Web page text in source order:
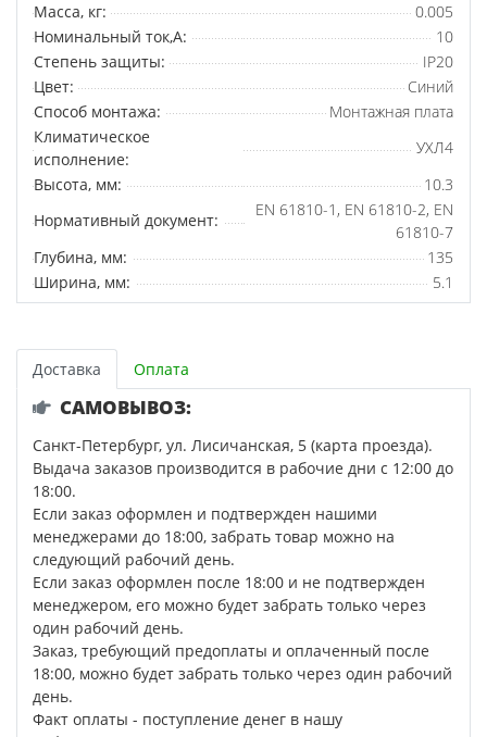
Масса, кг:
0.005
Номинальный ток,А:
10
Степень защиты:
IP20
Цвет:
Синий
Способ монтажа:
Монтажная плата
Климатическое
исполнение:
УХЛ4
Высота, мм:
10.3
Нормативный документ:
EN 61810-1, EN 61810-2, EN
61810-7
Глубина, мм:
135
Ширина, мм:
5.1
Доставка Оплата
САМОВЫВОЗ:
Санкт-Петербург, ул. Лисичанская, 5 (карта проезда).
Выдача заказов производится в рабочие дни с 12:00 до
18:00.
Если заказ оформлен и подтвержден нашими
менеджерами до 18:00, забрать товар можно на
следующий рабочий день.
Если заказ оформлен после 18:00 и не подтвержден
менеджером, его можно будет забрать только через
один рабочий день.
Заказ, требующий предоплаты и оплаченный после
18:00, можно будет забрать только через один рабочий
день.
Факт оплаты - поступление денег в нашу